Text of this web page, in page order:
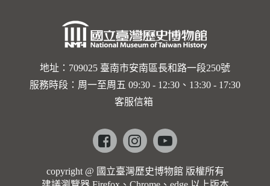
勒大地之
歌]【對
世界與生
命的依戀
馬勒大地
之歌】
地址：709025 臺南市安南區長和路一段250號
服務時段：周一至周五 09:30 - 12:30、13:30 - 17:30
客服信箱
Facebookinstagramyoutube
copyright @ 國立臺灣歷史博物館 版權所有